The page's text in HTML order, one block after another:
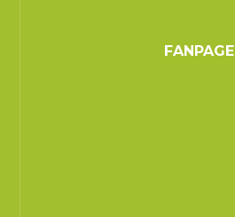
FANPAGE